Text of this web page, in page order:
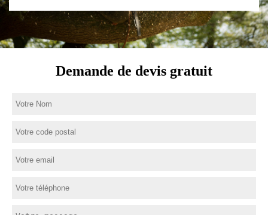
Demande de devis gratuit